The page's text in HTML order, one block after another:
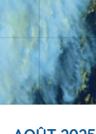
mensuelle du 24
DES TENDANCES
2026. CES
ET LES ÎLES DU